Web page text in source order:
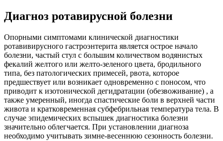
Диагноз ротавирусной болезни
Опорными симптомами клинической диагностики
ротавивирусного гастроэнтерита является острое начало
болезни, частый стул с большим количеством водянистых
фекалий желтого или желто-зеленого цвета, бродильного
типа, без патологических примесей, рвота, которое
предшествует или возникает одновременно с поносом, что
приводит к изотонической дегидратации (обезвоживание) , а
также умеренный, иногда спастические боли в верхней части
живота и кратковременная субфебрильная температура тела. В
случае эпидемических вспышек диагностика болезни
значительно облегчается. При установлении диагноза
необходимо учитывать зимне-весеннюю сезонность болезни.